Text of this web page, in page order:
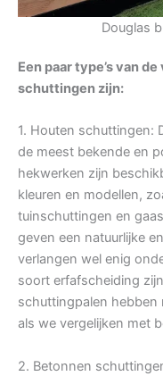
Douglas
Een paar type’s van
schuttingen zijn:
1. Houten schuttingen:
de meest bekende en
hekwerken zijn
kleuren en modellen,
tuinschuttingen en
geven een natuurlijke
verlangen wel enig
soort erfafscheiding
schuttingpalen hebben
als we vergelijken met
2. Betonnen